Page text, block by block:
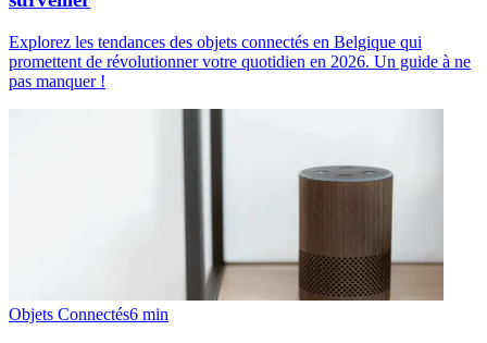
Explorez les tendances des objets connectés en Belgique qui
promettent de révolutionner votre quotidien en 2026. Un guide à ne
pas manquer !
Objets Connectés6 min